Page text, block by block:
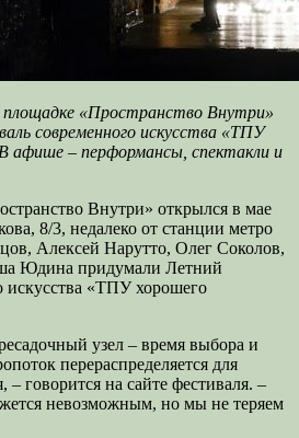
«Пространство Внутри»
современного искусства «ТПУ
афише – перформансы, спектакли и
Внутри» открылся в мае
8/3, недалеко от станции метро
Алексей Нарутто, Олег Соколов,
Юдина придумали Летний
искусства «ТПУ хорошего
узел – время выбора и
перераспределяется для
говорится на сайте фестиваля. –
невозможным, но мы не теряем